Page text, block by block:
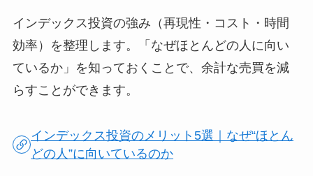
インデックス投資の強み（再現性・コスト・時間
効率）を整理します。「なぜほとんどの人に向い
ているか」を知っておくことで、余計な売買を減
らすことができます。
インデックス投資のメリット5選｜なぜ“ほとん
どの人”に向いているのか